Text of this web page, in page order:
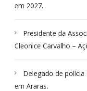
em 2027.
Presidente da
Cleonice Carvalho –
Delegado de polícia
em Araras.